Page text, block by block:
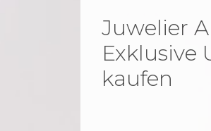
Juwelier
Exklusive
kaufen